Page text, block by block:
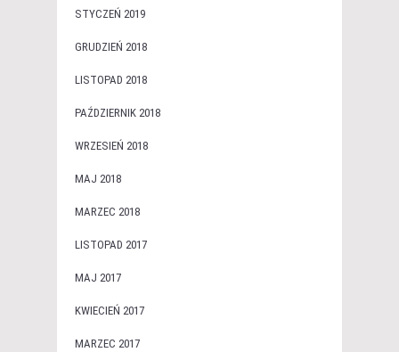
STYCZEŃ 2019
GRUDZIEŃ 2018
LISTOPAD 2018
PAŹDZIERNIK 2018
WRZESIEŃ 2018
MAJ 2018
MARZEC 2018
LISTOPAD 2017
MAJ 2017
KWIECIEŃ 2017
MARZEC 2017